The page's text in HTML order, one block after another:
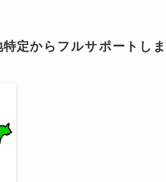
定からフルサポートしま